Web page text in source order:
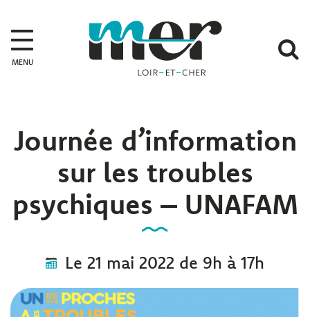
MENU
Journée d’information
sur les troubles
psychiques – UNAFAM
Le 21 mai 2022 de 9h à 17h